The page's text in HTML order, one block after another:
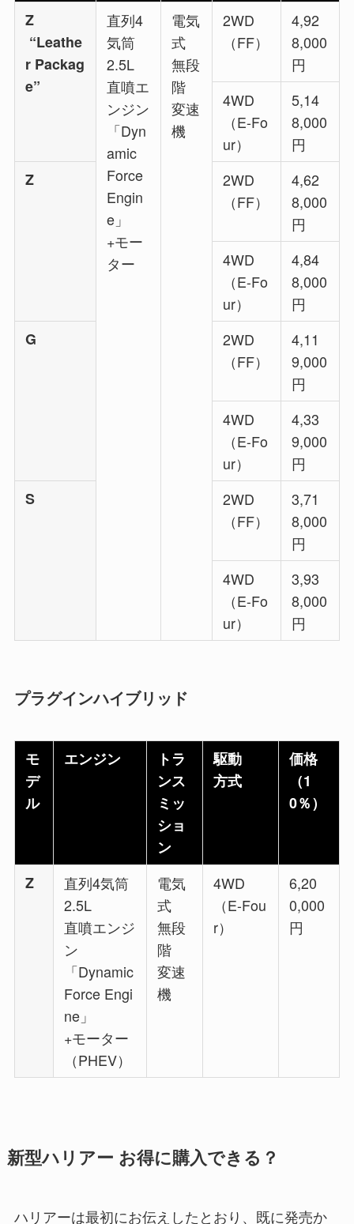
Z
“Leathe
r Packag
e”
直列4
気筒
2.5L
直噴エ
ンジン
「Dyn
amic
Force
Engin
e」
+モー
ター
電気
式
無段
階
変速
機
2WD
（FF）
4,92
8,000
円
4WD
（E-Fo
ur）
5,14
8,000
円
Z
2WD
（FF）
4,62
8,000
円
4WD
（E-Fo
ur）
4,84
8,000
円
G
2WD
（FF）
4,11
9,000
円
4WD
（E-Fo
ur）
4,33
9,000
円
S
2WD
（FF）
3,71
8,000
円
4WD
（E-Fo
ur）
3,93
8,000
円
プラグインハイブリッド
モ
デ
ル
エンジン
トラ
ンス
ミッ
ショ
ン
駆動
方式
価格
（1
0％）
Z
直列4気筒
2.5L
直噴エンジ
ン
「Dynamic
Force Engi
ne」
+モーター
（PHEV）
電気
式
無段
階
変速
機
4WD
（E-Fou
r）
6,20
0,000
円
新型ハリアー お得に購入できる？
ハリアーは最初にお伝えしたとおり、既に発売か